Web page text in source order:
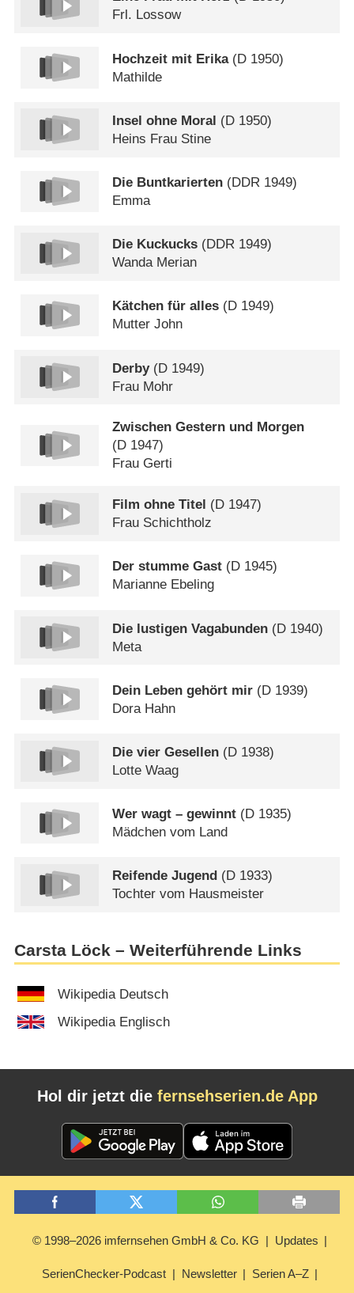
Frl. Lossow
Hochzeit mit Erika(D 1950)
Mathilde
Insel ohne Moral (D 1950)
Heins Frau Stine
Die Buntkarierten (DDR 1949)
Emma
Die Kuckucks (DDR 1949)
Wanda Merian
Kätchen für alles (D 1949)
Mutter John
Derby(D 1949)
Frau Mohr
Zwischen Gestern und Morgen
(D 1947)
Frau Gerti
Film ohne Titel (D 1947)
Frau Schichtholz
Der stumme Gast (D 1945)
Marianne Ebeling
Die lustigen Vagabunden (D 1940)
Meta
Dein Leben gehört mir (D 1939)
Dora Hahn
Die vier Gesellen (D 1938)
Lotte Waag
Wer wagt – gewinnt (D 1935)
Mädchen vom Land
Reifende Jugend (D 1933)
Tochter vom Hausmeister
Carsta Löck – Weiterführende Links
Wikipedia Deutsch
Wikipedia Englisch
Hol dir jetzt die fernsehserien.de App
© 1998–2026 imfernsehen GmbH & Co. KG Updates
SerienChecker-Podcast Newsletter Serien A–Z